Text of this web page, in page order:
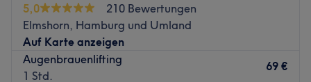
5,0
210 Bewertungen
Elmshorn, Hamburg und Umland
Auf Karte anzeigen
Augenbrauenlifting
1 Std.
69 €